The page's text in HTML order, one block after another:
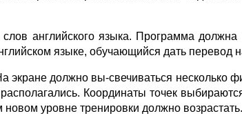
английского языка. Программа должна
языке, обучающийся дать перевод
экране должно вы-свечиваться несколько
Координаты точек
уровне тренировки должно возрастать.